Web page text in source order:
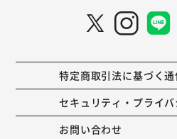
特定商取引法に基づく
セキュリティ・プライ
お問い合わせ